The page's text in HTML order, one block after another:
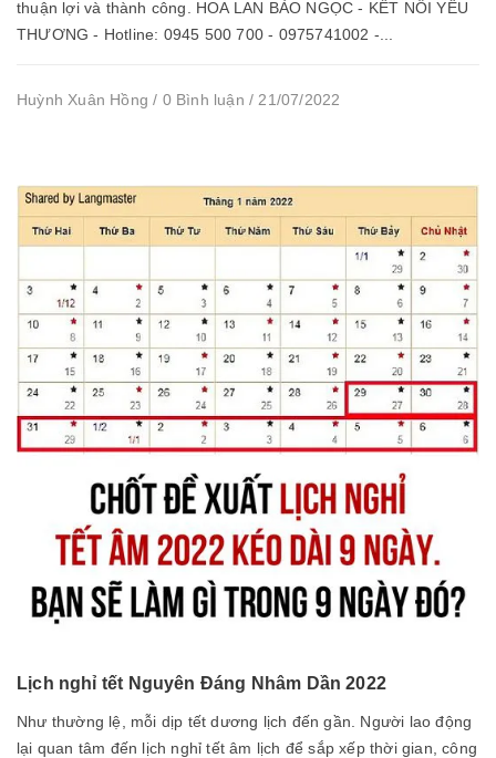
thuận lợi và thành công. HOA LAN BẢO NGỌC - KẾT NỐI YÊU
THƯƠNG - Hotline: 0945 500 700 - 0975741002 -...
Huỳnh Xuân Hồng / 0 Bình luận / 21/07/2022
Lịch nghỉ tết Nguyên Đáng Nhâm Dần 2022
Như thường lệ, mỗi dịp tết dương lịch đến gần. Người lao động
lại quan tâm đến lịch nghỉ tết âm lịch để sắp xếp thời gian, công